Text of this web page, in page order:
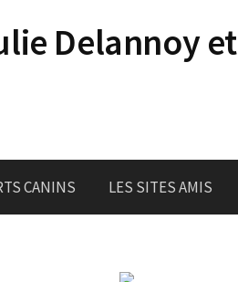
Delannoy et
CANINS LES SITES AMIS